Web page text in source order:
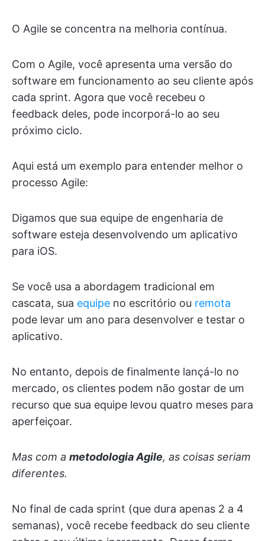
O Agile se concentra na melhoria contínua.
Com o Agile, você apresenta uma versão do
software em funcionamento ao seu cliente após
cada sprint. Agora que você recebeu o
feedback deles, pode incorporá-lo ao seu
próximo ciclo.
Aqui está um exemplo para entender melhor o
processo Agile:
Digamos que sua equipe de engenharia de
software esteja desenvolvendo um aplicativo
para iOS.
Se você usa a abordagem tradicional em
cascata, sua equipe no escritório ou remota
pode levar um ano para desenvolver e testar o
aplicativo.
No entanto, depois de finalmente lançá-lo no
mercado, os clientes podem não gostar de um
recurso que sua equipe levou quatro meses para
aperfeiçoar.
Mas com a metodologia Agile, as coisas seriam
diferentes.
No final de cada sprint (que dura apenas 2 a 4
semanas), você recebe feedback do seu cliente